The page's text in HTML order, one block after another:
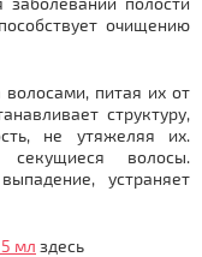
очищению
питая их от
структуру,
не утяжеляя их.
волосы.
устраняет
мл здесь